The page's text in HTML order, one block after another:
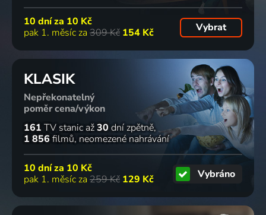
10 dní za 10 Kč
pak 1. měsíc za 309 Kč 154 Kč Vybrat
KLASIK
Nepřekonatelný
poměr cena/výkon
161 TV stanic až30 dní zpětně
1 856 filmů neomezené nahrávání
10 dní za 10 Kč
pak 1. měsíc za 259 Kč 129 Kč Vybráno